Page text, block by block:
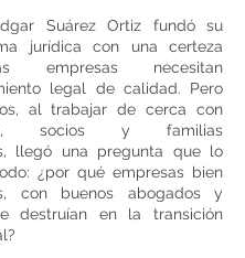
Suárez Ortiz fundó su
jurídica con una certeza
empresas necesitan
legal de calidad. Pero
al trabajar de cerca con
socios y familias
llegó una pregunta que lo
¿por qué empresas bien
con buenos abogados y
destruían en la transición